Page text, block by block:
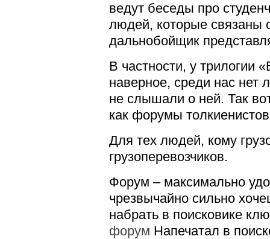
ведут беседы про
людей, которые связаны
дальнобойщик
В частности, у трилогии
наверное, среди нас нет
не слышали о ней. Так
как форумы
Для тех людей, кому
грузоперевозчиков.
Форум – максимально
чрезвычайно сильно
набрать в поисковике
форум Напечатал в